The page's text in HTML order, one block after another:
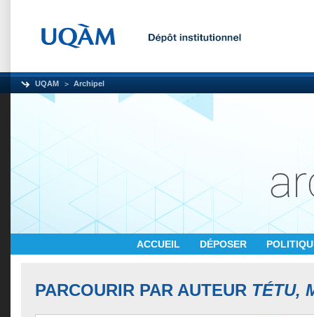
UQAM Archipel
ACCUEIL DÉPOSER
PARCOURIR PAR AUTEUR TÉTU,